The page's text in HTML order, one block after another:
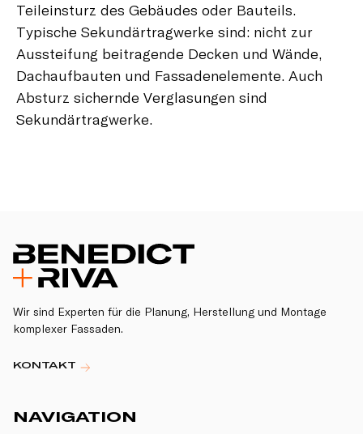
Teileinsturz des Gebäudes oder Bauteils.
Typische Sekundärtragwerke sind: nicht zur
Aussteifung beitragende Decken und Wände,
Dachaufbauten und Fassadenelemente. Auch
Absturz sichernde Verglasungen sind
Sekundärtragwerke.
Wir sind Experten für die Planung, Herstellung und Montage
komplexer Fassaden.
KONTAKT
NAVIGATION